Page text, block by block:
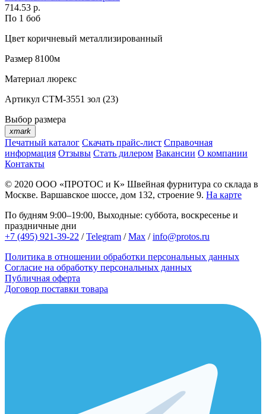
714.53 р.
По 1 боб
Цвет коричневый металлизированный
Размер 8100м
Материал люрекс
Артикул CTM-3551 зол (23)
Выбор размера
xmark
Печатный каталог Скачать прайс-лист Справочная
информация Отзывы Стать дилером Вакансии О компании
Контакты
© 2020 ООО «ПРОТОС и К» Швейная фурнитура со склада в
Москве. Варшавское шоссе, дом 132, строение 9. На карте
По будням 9:00–19:00, Выходные: суббота, воскресенье и
праздничные дни
+7 (495) 921-39-22 /Telegram /Max /info@protos.ru
Политика в отношении обработки персональных данных
Согласие на обработку персональных данных
Публичная оферта
Договор поставки товара